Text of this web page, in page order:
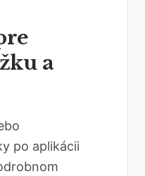
a
po aplikácii